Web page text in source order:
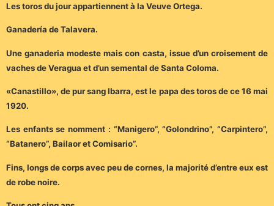
Les toros du jour appartiennent à la Veuve Ortega.
Ganadería de Talavera.
Une ganaderia modeste mais con casta, issue d’un croisement de
vaches de Veragua et d’un semental de Santa Coloma.
«Canastillo», de pur sang Ibarra, est le papa des toros de ce 16 mai
1920.
Les enfants se nomment : “Manigero”, “Golondrino”, “Carpintero”,
“Batanero”, Bailaor et Comisario”.
Fins, longs de corps avec peu de cornes, la majorité d’entre eux est
de robe noire.